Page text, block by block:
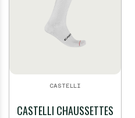
une hauteur de tige de 15 cm et
conviennent aux sorties par
températures comprises entre 10
°C et 38 °C.
CASTELLI
CASTELLI CHAUSSETTES